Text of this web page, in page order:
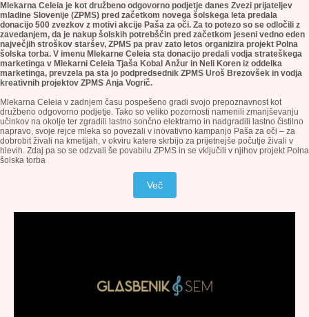
Mlekarna Celeia je kot družbeno odgovorno podjetje danes Zvezi prijateljev
mladine Slovenije (ZPMS) pred začetkom novega šolskega leta predala
donacijo 500 zvezkov z motivi akcije Paša za oči. Za to potezo so se odločili z
zavedanjem, da je nakup šolskih potrebščin pred začetkom jeseni vedno eden
največjih stroškov staršev, ZPMS pa prav zato letos organizira projekt Polna
šolska torba. V imenu Mlekarne Celeia sta donacijo predali vodja strateškega
marketinga v Mlekarni Celeia Tjaša Kobal Anžur in Neli Koren iz oddelka
marketinga, prevzela pa sta jo podpredsednik ZPMS Uroš Brezovšek in vodja
kreativnih projektov ZPMS Anja Vogrič.
Mlekarna Celeia v zadnjem času pospešeno gradi svojo prepoznavnost kot
družbeno odgovorno podjetje. Tako so veliko pozornosti namenili zmanjševanju
učinkov na okolje ter zgradili lastno sončno elektrarno in nadgradili lastno čistilno
napravo, svoje rejce mleka so povezali v inovativno kampanjo Paša za oči – za
dobrobit živali na kmetijah, v okviru katere skrbijo za prijetnejše počutje živali v
hlevih. Zdaj pa so se odzvali še povabilu ZPMS in se vključili v njihov projekt Polna
šolska torba
Več